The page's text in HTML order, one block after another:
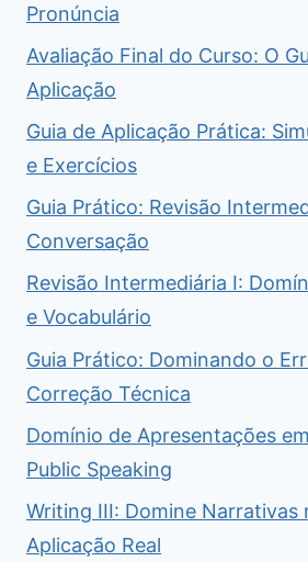
Pronúncia
Avaliação Final do Curso: O
Aplicação
Guia de Aplicação Prática:
e Exercícios
Guia Prático: Revisão
Conversação
Revisão Intermediária I:
e Vocabulário
Guia Prático: Dominando o
Correção Técnica
Domínio de Apresentações
Public Speaking
Writing III: Domine Narrativas
Aplicação Real